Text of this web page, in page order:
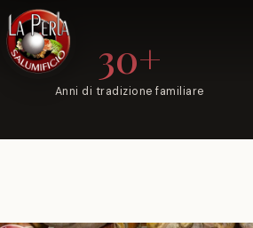
30+
Anni di tradizione familiare